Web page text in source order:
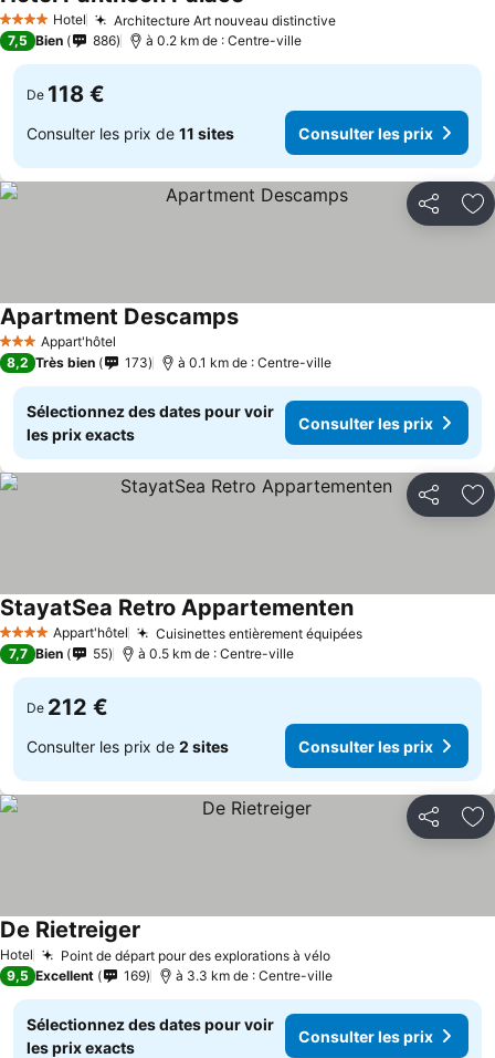
4 Étoiles Hotel Architecture Art nouveau distinctive
7,5 Bien 886 à 0.2 km de : Centre-ville
De 118 €
Consulter les prix de 11 sites Consulter les prix
Partager
3 ÉtoilesAppart'hôtel
Apartment Descamps
8,2 Très bien 173 à 0.1 km de : Centre-ville
Sélectionnez des dates pour voir
les prix exacts
Consulter les prix
Partager
4 Étoiles Appart'hôtel Cuisinettes entièrement équipées
StayatSea Retro Appartementen
7,7 Bien 55 à 0.5 km de : Centre-ville
De 212 €
Consulter les prix de 2 sites Consulter les prix
Partager
Hotel Point de départ pour des explorations à vélo
De Rietreiger
9,5 Excellent 169 à 3.3 km de : Centre-ville
Sélectionnez des dates pour voir
les prix exacts
Consulter les prix